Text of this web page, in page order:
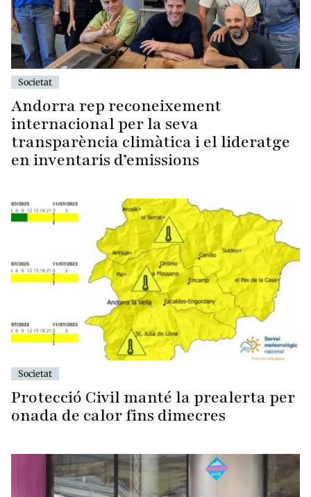
Societat
Andorra rep reconeixement
internacional per la seva
transparència climàtica i el lideratge
en inventaris d’emissions
Societat
Protecció Civil manté la prealerta per
onada de calor fins dimecres